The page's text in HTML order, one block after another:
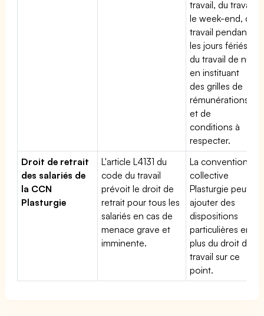
travail, du travail
le week-end, du
travail pendant
les jours fériés,
du travail de nuit
en instituant
des grilles de
rémunérations
et de
conditions à
respecter.
Droit de retrait
des salariés de
la CCN
Plasturgie
L'article L4131 du
code du travail
prévoit le droit de
retrait pour tous les
salariés en cas de
menace grave et
imminente.
La convention
collective
Plasturgie peut
ajouter des
dispositions
particulières en
plus du droit du
travail sur ce
point.